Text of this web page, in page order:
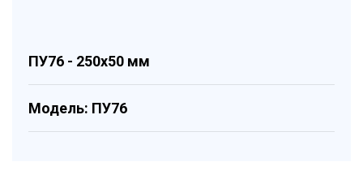
ПУ76 - 250x50 мм
Модель: ПУ76